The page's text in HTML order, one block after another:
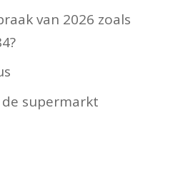
van 2026 zoals
supermarkt